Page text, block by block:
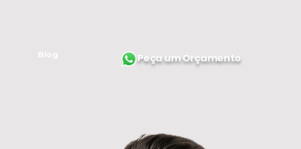
Blog Peça um Orçamento